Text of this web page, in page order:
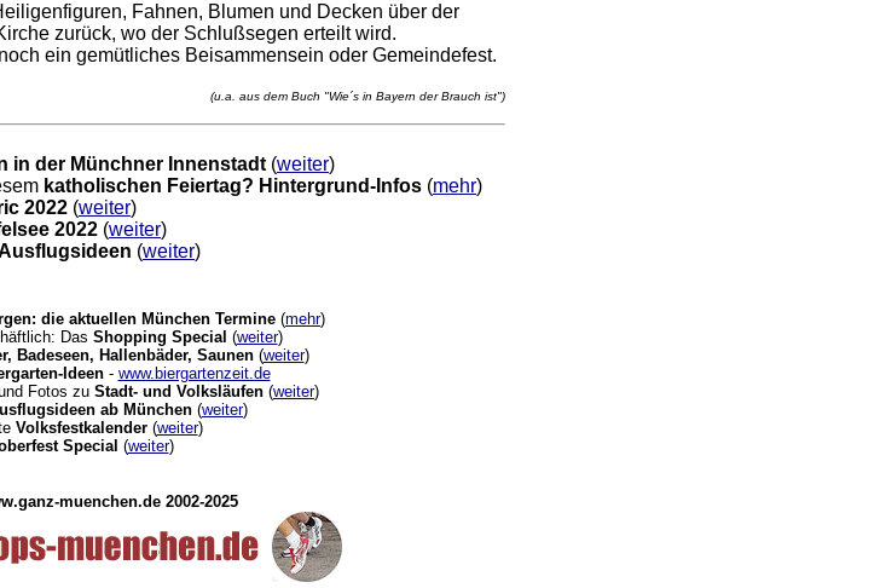
Fahnen, Blumen und Decken über der
zurück, wo der Schlußsegen erteilt wird.
ein gemütliches Beisammensein oder Gemeindefest.
(u.a. aus dem Buch "Wie´s in Bayern der Brauch ist")
in der Münchner Innenstadt (weiter)
katholischen Feiertag? Hintergrund-Infos (mehr)
2022 (weiter)
2022 (weiter)
(weiter)
die aktuellen München Termine (mehr)
Das Shopping Special (weiter)
Badeseen, Hallenbäder, Saunen(weiter)
Ideen- www.biergartenzeit.de
Fotos zu Stadt- und Volksläufen (weiter)
ab München (weiter)
Volksfestkalender(weiter)
Special (weiter)
muenchen.de 2002-2025